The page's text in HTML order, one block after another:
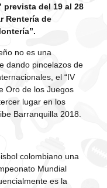
prevista del 19 al 28
Rentería de
no es una
dando pincelazos de
el “IV
Oro de los Juegos
lugar en los
Barranquilla 2018.
colombiano una
Mundial
es la